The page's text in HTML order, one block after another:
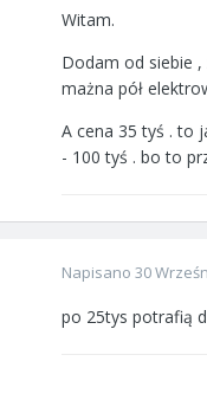
Witam.
Dodam od siebie
mażna pół
A cena 35 tyś . to
- 100 tyś . bo to
Napisano 30
po 25tys potrafią